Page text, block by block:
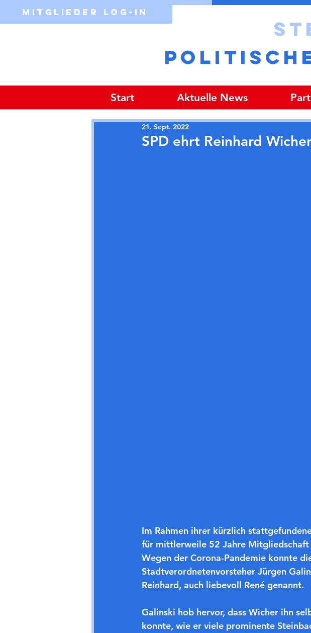
Mitglieder Log-in
Start Aktuelle News
SPD ehrt Reinhard
21. Sept. 2022
Im Rahmen ihrer kürzlich
für mittlerweile 52 Jahre
Wegen der Corona-Pandemie konnte
Stadtverordnetenvorsteher Jürgen
Reinhard, auch liebevoll René genannt.
Galinski hob hervor, dass Wicher ihn
konnte, wie er viele prominente